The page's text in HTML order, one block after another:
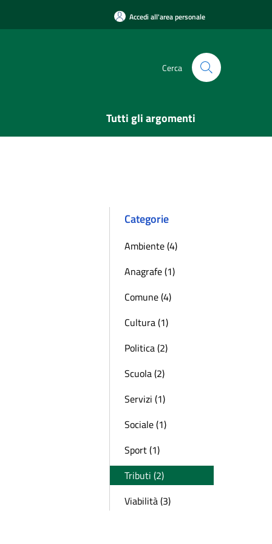
Accedi all'area personale
Cerca
Tutti gli argomenti
Categorie
Ambiente (4)
Anagrafe (1)
Comune (4)
Cultura (1)
Politica (2)
Scuola (2)
Servizi (1)
Sociale (1)
Sport (1)
Tributi (2)
Viabilità (3)